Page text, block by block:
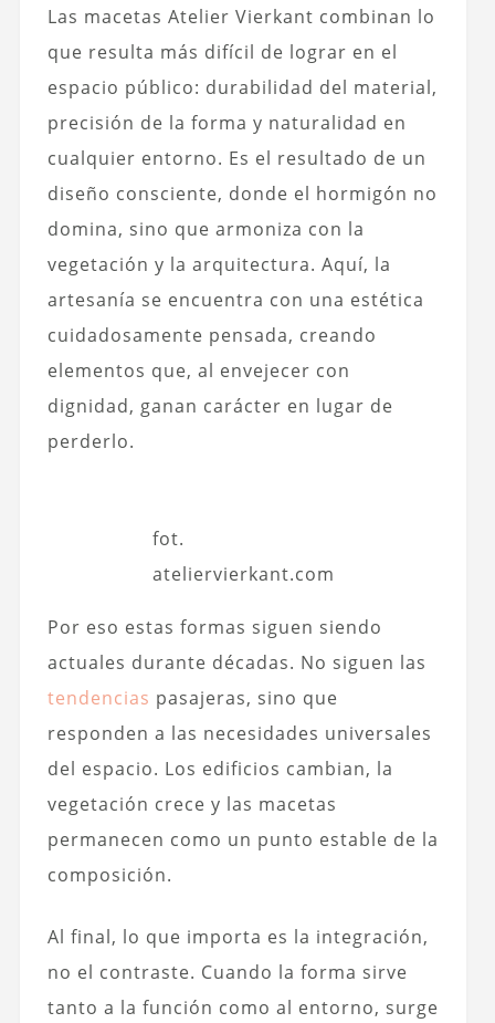
Las macetas Atelier Vierkant combinan lo
que resulta más difícil de lograr en el
espacio público: durabilidad del material,
precisión de la forma y naturalidad en
cualquier entorno. Es el resultado de un
diseño consciente, donde el hormigón no
domina, sino que armoniza con la
vegetación y la arquitectura. Aquí, la
artesanía se encuentra con una estética
cuidadosamente pensada, creando
elementos que, al envejecer con
dignidad, ganan carácter en lugar de
perderlo.
fot.
ateliervierkant.com
Por eso estas formas siguen siendo
actuales durante décadas. No siguen las
tendencias pasajeras, sino que
responden a las necesidades universales
del espacio. Los edificios cambian, la
vegetación crece y las macetas
permanecen como un punto estable de la
composición.
Al final, lo que importa es la integración,
no el contraste. Cuando la forma sirve
tanto a la función como al entorno, surge